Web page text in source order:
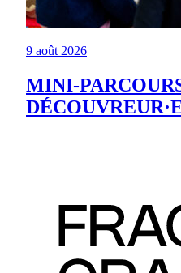
9 août 2026
MINI-